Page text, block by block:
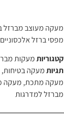
מעקה מעוצב מברזל
מפסי ברזל
קטגוריות מעקות
תגיות מעקה בטיחות,
מעקה מתכת, מעקה
מברזל למדרגות